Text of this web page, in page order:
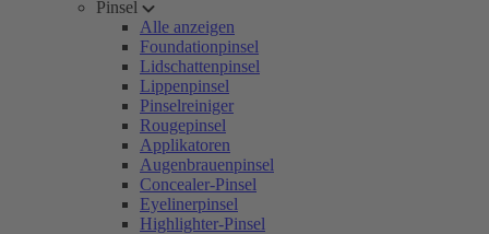
Pinsel
Alle anzeigen
Foundationpinsel
Lidschattenpinsel
Lippenpinsel
Pinselreiniger
Rougepinsel
Applikatoren
Augenbrauenpinsel
Concealer-Pinsel
Eyelinerpinsel
Highlighter-Pinsel